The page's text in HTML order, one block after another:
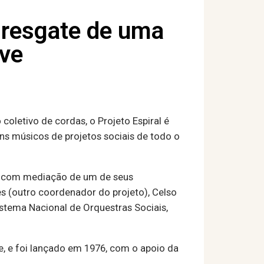
de uma
de cordas, o Projeto Espiral é
músicos de projetos sociais de todo o
mediação de um de seus
(outro coordenador do projeto), Celso
Nacional de Orquestras Sociais,
e foi lançado em 1976, com o apoio da